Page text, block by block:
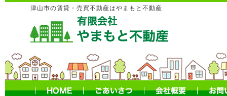
津山市の賃貸・売買不動産はやまもと不動産